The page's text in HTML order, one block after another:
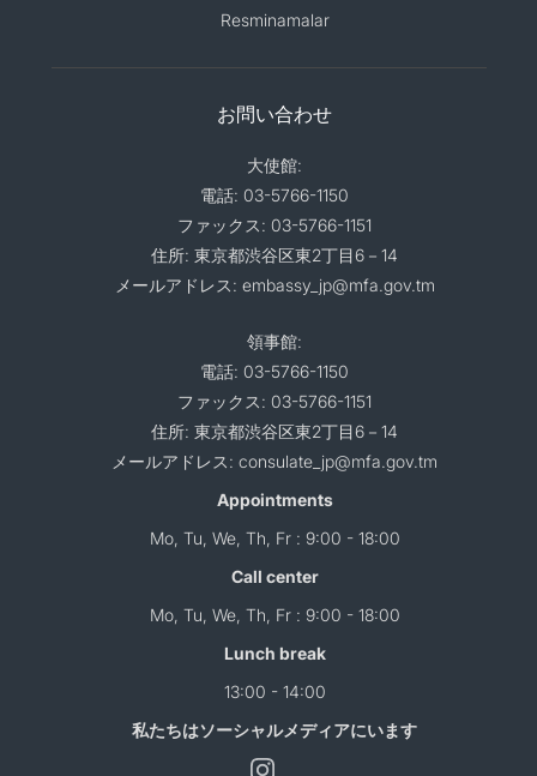
Resminamalar
お問い合わせ
大使館:
電話: 03-5766-1150
ファックス: 03-5766-1151
住所: 東京都渋谷区東2丁目6－14
メールアドレス: embassy_jp@mfa.gov.tm
領事館:
電話: 03-5766-1150
ファックス: 03-5766-1151
住所: 東京都渋谷区東2丁目6－14
メールアドレス: consulate_jp@mfa.gov.tm
Appointments
Mo, Tu, We, Th, Fr : 9:00 - 18:00
Call center
Mo, Tu, We, Th, Fr : 9:00 - 18:00
Lunch break
13:00 - 14:00
私たちはソーシャルメディアにいます